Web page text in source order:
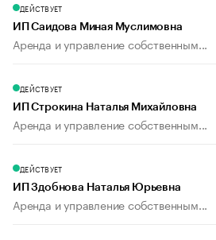
ДЕЙСТВУЕТ
ИП Саидова Миная Муслимовна
Аренда и управление собственным...
ДЕЙСТВУЕТ
ИП Строкина Наталья Михайловна
Аренда и управление собственным...
ДЕЙСТВУЕТ
ИП Здобнова Наталья Юрьевна
Аренда и управление собственным...